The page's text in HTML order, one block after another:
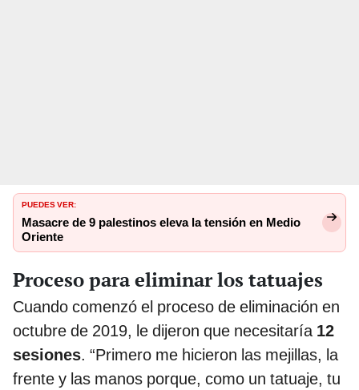
PUEDES VER:
Masacre de 9 palestinos eleva la tensión en Medio
Oriente
Proceso para eliminar los tatuajes
Cuando comenzó el proceso de eliminación en
octubre de 2019, le dijeron que necesitaría 12
sesiones. “Primero me hicieron las mejillas, la
frente y las manos porque, como un tatuaje, tu